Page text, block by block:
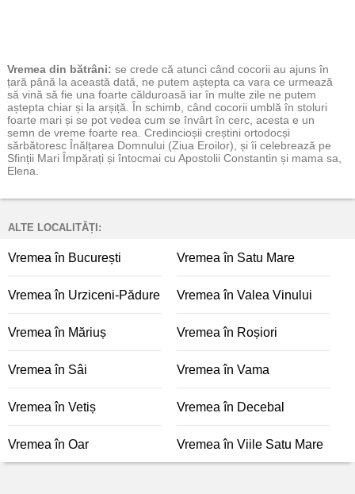
Vremea din bătrâni: se crede că atunci când cocorii au ajuns în
țară până la această dată, ne putem aștepta ca vara ce urmează
să vină să fie una foarte călduroasă iar în multe zile ne putem
aștepta chiar și la arșiță. În schimb, când cocorii umblă în stoluri
foarte mari și se pot vedea cum se învârt în cerc, acesta e un
semn de vreme foarte rea. Credincioșii creștini ortodocși
sărbătoresc Înălțarea Domnului (Ziua Eroilor), și îi celebrează pe
Sfinții Mari Împărați și întocmai cu Apostolii Constantin și mama sa,
Elena.
ALTE LOCALITĂȚI:
Vremea în București Vremea în Satu Mare
Vremea în Urziceni-Pădure Vremea în Valea Vinului
Vremea în Măriuș Vremea în Roșiori
Vremea în Sâi Vremea în Vama
Vremea în Vetiș Vremea în Decebal
Vremea în Oar Vremea în Viile Satu Mare